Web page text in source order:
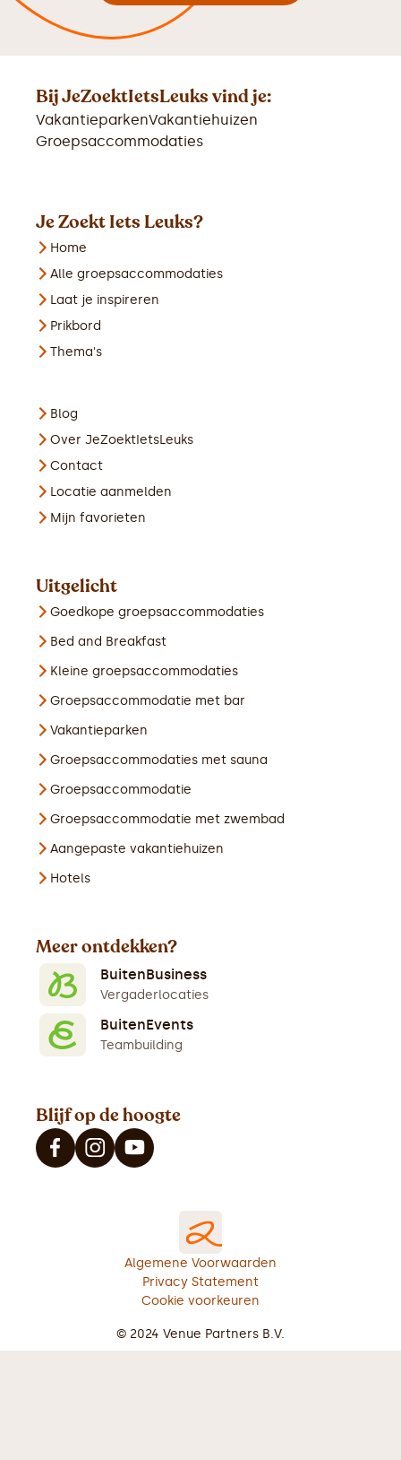
Bij JeZoektIetsLeuks vind je:
VakantieparkenVakantiehuizen
Groepsaccommodaties
Je Zoekt Iets Leuks?
Home
Alle groepsaccommodaties
Laat je inspireren
Prikbord
Thema's
Blog
Over JeZoektIetsLeuks
Contact
Locatie aanmelden
Mijn favorieten
Uitgelicht
Goedkope groepsaccommodaties
Bed and Breakfast
Kleine groepsaccommodaties
Groepsaccommodatie met bar
Vakantieparken
Groepsaccommodaties met sauna
Groepsaccommodatie
Groepsaccommodatie met zwembad
Aangepaste vakantiehuizen
Hotels
Meer ontdekken?
BuitenBusiness
Vergaderlocaties
BuitenEvents
Teambuilding
Blijf op de hoogte
Algemene Voorwaarden
Privacy Statement
Cookie voorkeuren
© 2024 Venue Partners B.V.